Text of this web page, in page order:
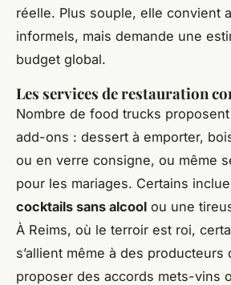
réelle. Plus souple, elle convient
informels, mais demande une
budget global.
Les services de restauration
Nombre de food trucks
add-ons : dessert à emporter,
ou en verre consigne, ou même
pour les mariages. Certains
cocktails sans alcool ou une
À Reims, où le terroir est roi,
s’allient même à des
proposer des accords mets-vins